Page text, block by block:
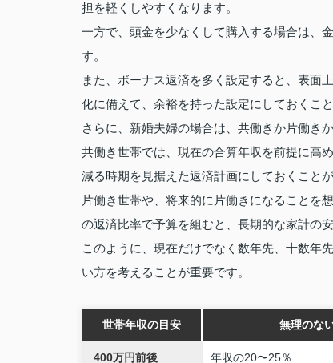
担を軽くしやすくなります。
一方で、頭金を少なくして購入する場合は、
す。
また、ボーナス返済を多く設定すると、表面
化に備えて、余裕を持った設定にしておくこ
さらに、新婚夫婦の場合は、共働きか片働き
共働き世帯では、現在の合算年収を前提に高
減る時期を見据えた返済計画にしておくことが
片働き世帯や、将来的に片働きになることを
の返済比率で予算を組むと、長期的な家計の
このように、現在だけでなく数年先、十数年
い方を考えることが重要です。
世帯年収の目安 無理のな
400万円前後 年収の20〜25％